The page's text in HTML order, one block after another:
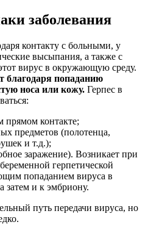
заболевания
контакту с больными, у
высыпания, а также с
вирус в окружающую среду.
благодаря попаданию
носа или кожу. Герпес в
прямом контакте;
предметов (полотенца,
и т.д.);
заражение). Возникает при
герпетической
попаданием вируса в
затем и к эмбриону.
путь передачи вируса, но